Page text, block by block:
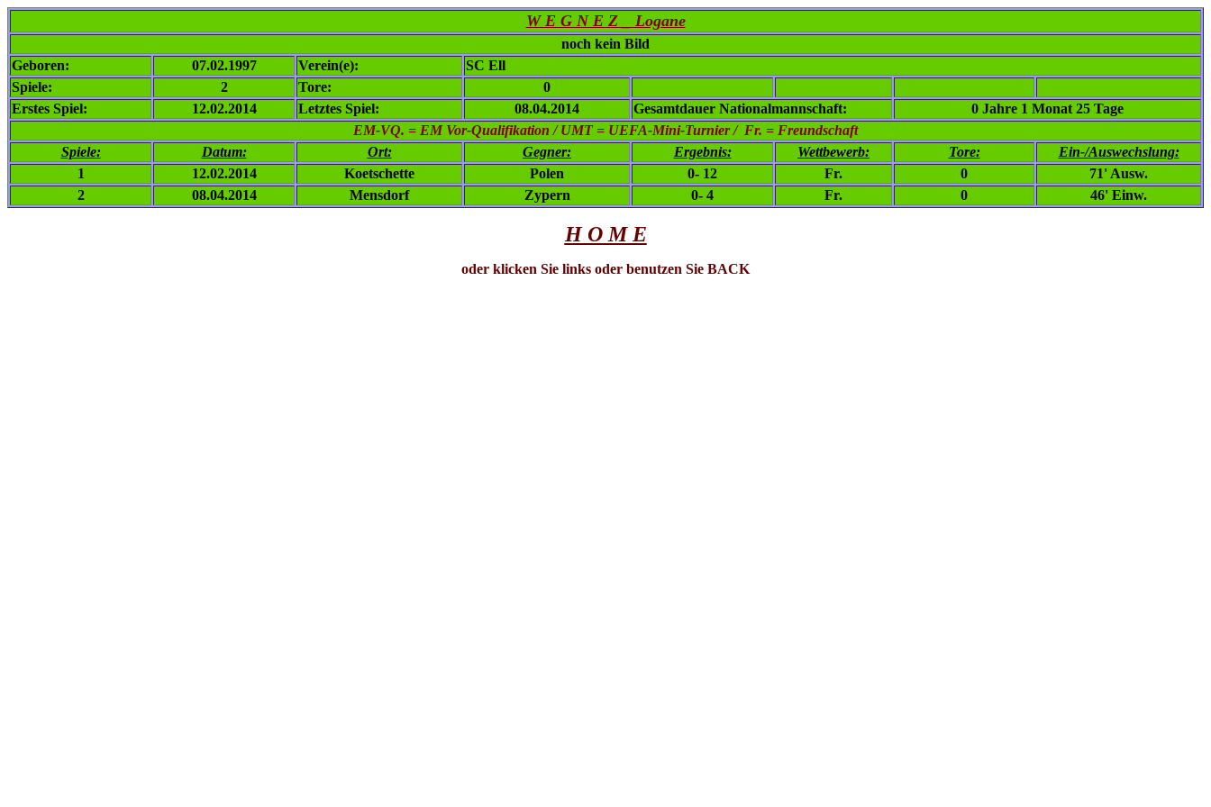
W E G N E Z _ Logane
noch kein Bild
Geboren:
07.02.1997 Verein(e):
SC Ell
Spiele:
2 Tore:
0
Erstes Spiel:
12.02.2014 Letztes Spiel: 08.04.2014 Gesamtdauer Nationalmannschaft:
0 Jahre 1 Monat 25 Tage
EM-VQ. = EM Vor-Qualifikation / UMT = UEFA-Mini-Turnier / Fr. = Freundschaft
Spiele:
Datum: Ort: Gegner: Ergebnis: Wettbewerb: Tore:
Ein-/Auswechslung:
1
12.02.2014 Koetschette Polen 0- 12 Fr. 0
71' Ausw.
2
08.04.2014 Mensdorf Zypern 0- 4 Fr. 0 46' Einw.
H O M E
oder klicken Sie links oder benutzen Sie BACK